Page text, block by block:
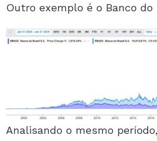
Outro exemplo é o Banco do
Analisando o mesmo período,